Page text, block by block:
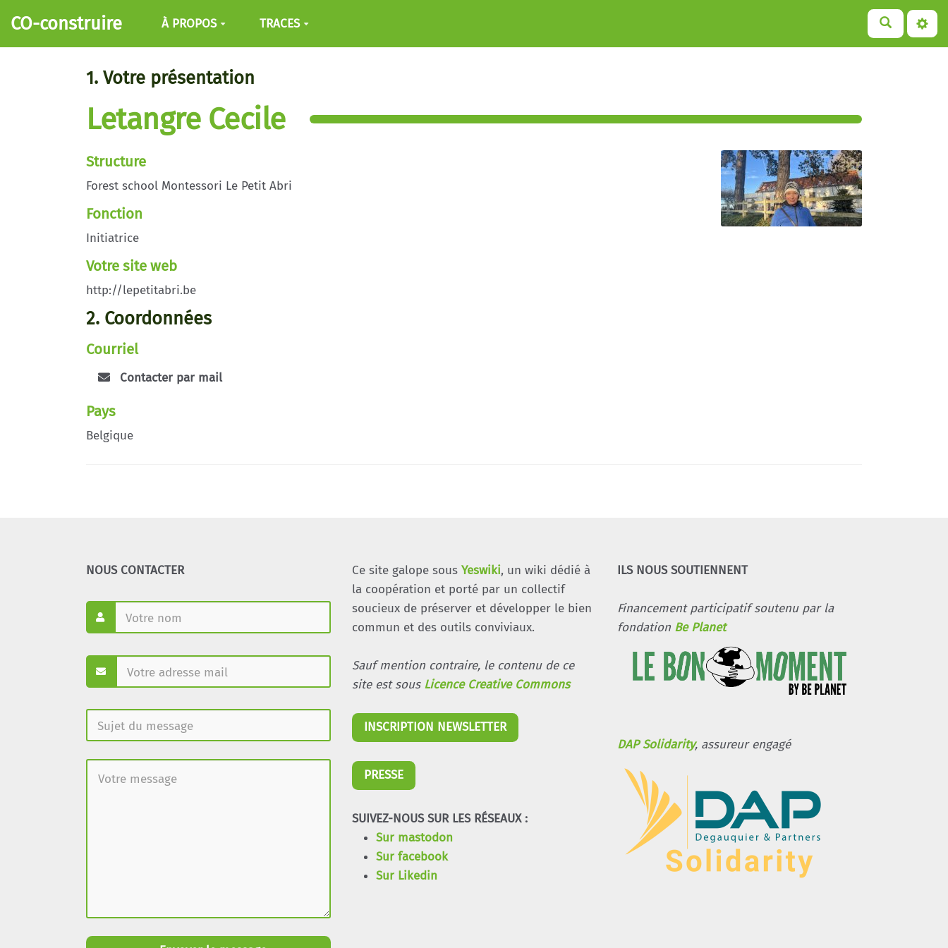
Aller au contenu principal
CO-construire À PROPOS TRACES
1. Votre présentation
Letangre Cecile
Structure
Forest school Montessori Le Petit Abri
Fonction
Initiatrice
Votre site web
http://lepetitabri.be
2. Coordonnées
Courriel
Contacter par mail
Pays
Belgique
NOUS CONTACTER Ce site galope sous Yeswiki, un wiki dédié à
la coopération et porté par un collectif
soucieux de préserver et développer le bien
commun et des outils conviviaux.
Sauf mention contraire, le contenu de ce
site est sous Licence Creative Commons
INSCRIPTION NEWSLETTER
PRESSE
SUIVEZ-NOUS SUR LES RÉSEAUX :
Sur mastodon
Sur facebook
Sur Likedin
ILS NOUS SOUTIENNENT
Financement participatif soutenu par la
fondation Be Planet
DAP Solidarity, assureur engagé